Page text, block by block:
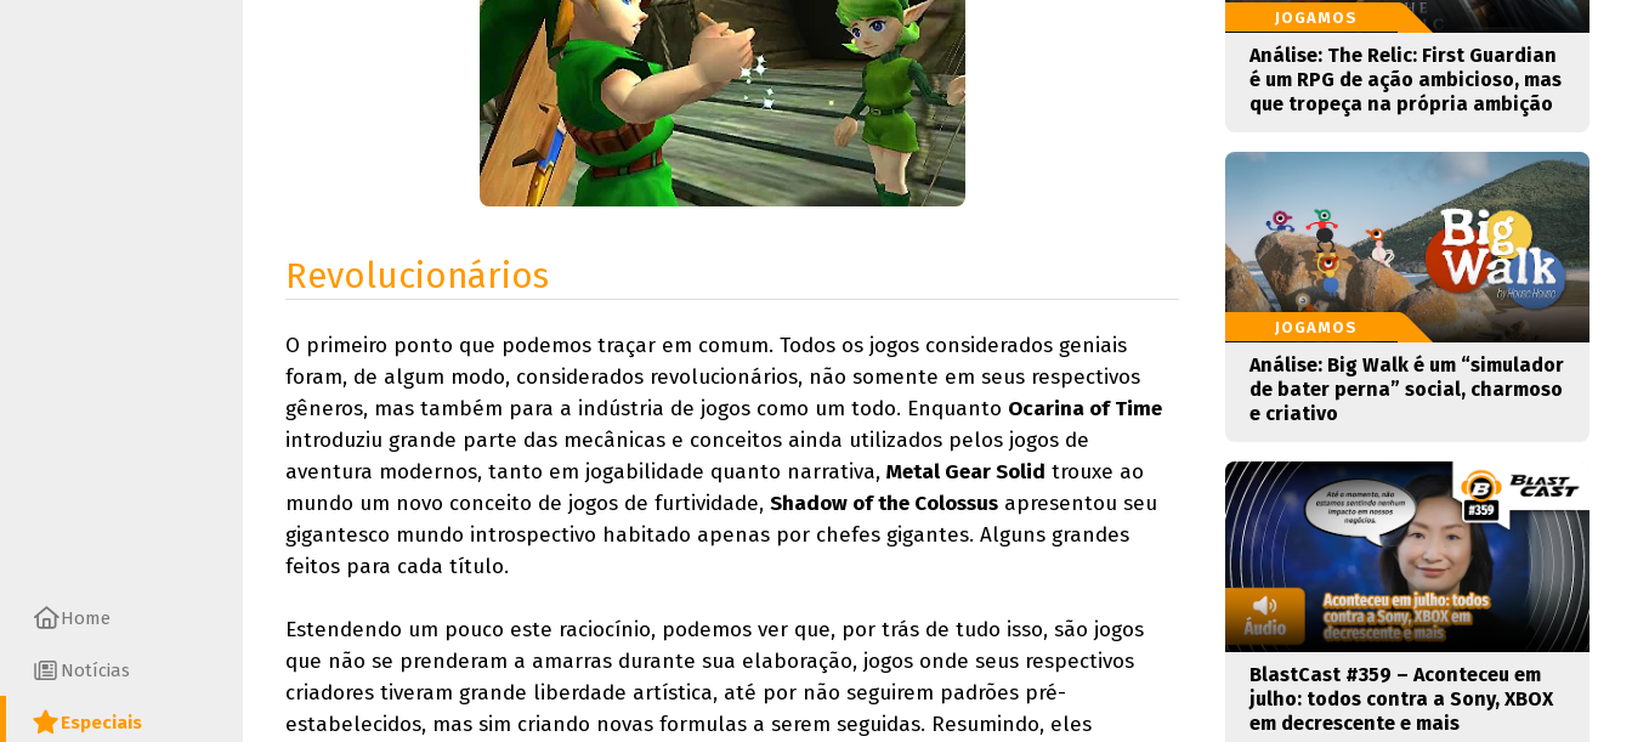
Home
Notícias
Especiais
Revolucionários
O primeiro ponto que podemos traçar em comum. Todos os jogos considerados geniais
foram, de algum modo, considerados revolucionários, não somente em seus respectivos
gêneros, mas também para a indústria de jogos como um todo. Enquanto Ocarina of Time
introduziu grande parte das mecânicas e conceitos ainda utilizados pelos jogos de
aventura modernos, tanto em jogabilidade quanto narrativa, Metal Gear Solid trouxe ao
mundo um novo conceito de jogos de furtividade, Shadow of the Colossus apresentou seu
gigantesco mundo introspectivo habitado apenas por chefes gigantes. Alguns grandes
feitos para cada título.
Estendendo um pouco este raciocínio, podemos ver que, por trás de tudo isso, são jogos
que não se prenderam a amarras durante sua elaboração, jogos onde seus respectivos
criadores tiveram grande liberdade artística, até por não seguirem padrões pré-
estabelecidos, mas sim criando novas formulas a serem seguidas. Resumindo, eles
JOGAMOS
Análise: The Relic: First Guardian
é um RPG de ação ambicioso, mas
que tropeça na própria ambição
JOGAMOS
Análise: Big Walk é um “simulador
de bater perna” social, charmoso
e criativo
BlastCast #359 – Aconteceu em
julho: todos contra a Sony, XBOX
em decrescente e mais